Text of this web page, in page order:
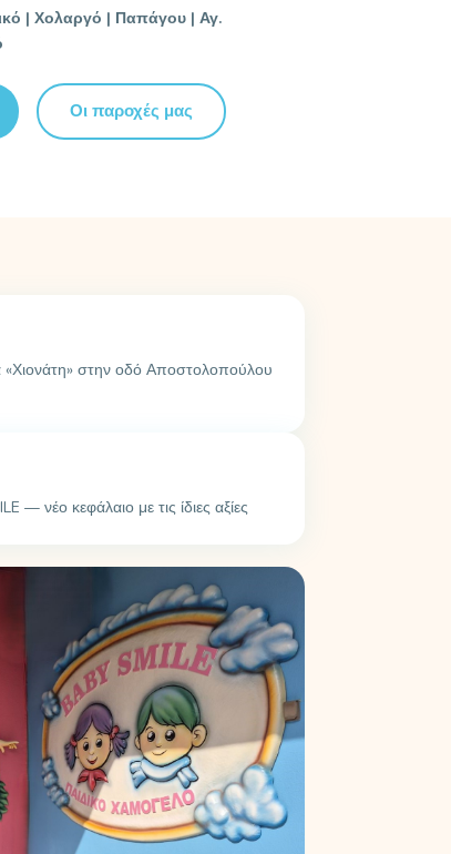
| Χολαργό | Παπάγου | Αγ.
Οι παροχές μας
στην οδό Αποστολοπούλου
— νέο κεφάλαιο με τις ίδιες αξίες